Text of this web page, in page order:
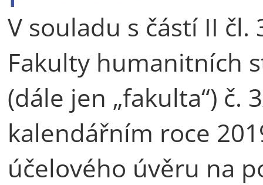
V souladu s částí II
Fakulty humanitních
(dále jen „fakulta“) č.
kalendářním roce
účelového úvěru na